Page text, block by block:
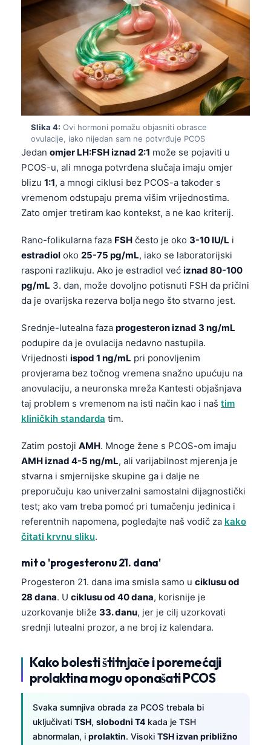
Slika 4: Ovi hormoni pomažu objasniti obrasce
ovulacije, iako nijedan sam ne potvrđuje PCOS
Jedan omjer LH:FSH iznad 2:1 može se pojaviti u
PCOS-u, ali mnoga potvrđena slučaja imaju omjer
blizu 1:1, a mnogi ciklusi bez PCOS-a također s
vremenom odstupaju prema višim vrijednostima.
Zato omjer tretiram kao kontekst, a ne kao kriterij.
Rano-folikularna faza FSH često je oko 3-10 IU/L i
estradiol oko 25-75 pg/mL, iako se laboratorijski
rasponi razlikuju. Ako je estradiol već iznad 80-100
pg/mL 3. dan, može dovoljno potisnuti FSH da pričini
da je ovarijska rezerva bolja nego što stvarno jest.
Srednje-lutealna faza progesteron iznad 3 ng/mL
podupire da je ovulacija nedavno nastupila.
Vrijednosti ispod 1 ng/mL pri ponovljenim
provjerama bez točnog vremena snažno upućuju na
anovulaciju, a neuronska mreža Kantesti objašnjava
taj problem s vremenom na isti način kao i naš tim
kliničkih standarda tim.
Zatim postoji AMH. Mnoge žene s PCOS-om imaju
AMH iznad 4-5 ng/mL, ali varijabilnost mjerenja je
stvarna i smjernijske skupine ga i dalje ne
preporučuju kao univerzalni samostalni dijagnostički
test; ako vam treba pomoć pri tumačenju jedinica i
referentnih napomena, pogledajte naš vodič za kako
čitati krvnu sliku.
mit o 'progesteronu 21. dana'
Progesteron 21. dana ima smisla samo u ciklusu od
28 dana. U ciklusu od 40 dana, korisnije je
uzorkovanje bliže 33. danu, jer je cilj uzorkovati
srednji lutealni prozor, a ne broj iz kalendara.
Kako bolesti štitnjače i poremećaji
prolaktina mogu oponašati PCOS
Svaka sumnjiva obrada za PCOS trebala bi
uključivati TSH, slobodni T4 kada je TSH
abnormalan, i prolaktin. Visoki TSH izvan približno